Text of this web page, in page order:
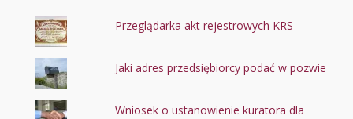
Przeglądarka akt rejestrowych KRS
Jaki adres przedsiębiorcy podać w pozwie
Wniosek o ustanowienie kuratora dla